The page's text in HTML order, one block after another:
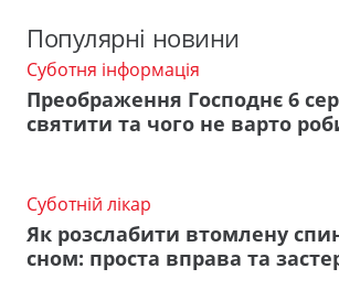
Популярні новини
Суботня інформація
Преображення Господнє 6
святити та чого не варто
Суботній лікар
Як розслабити втомлену
сном: проста вправа та